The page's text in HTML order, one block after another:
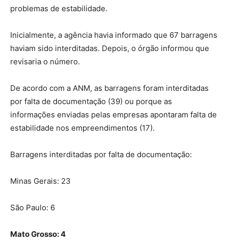
problemas de estabilidade.
Inicialmente, a agência havia informado que 67 barragens
haviam sido interditadas. Depois, o órgão informou que
revisaria o número.
De acordo com a ANM, as barragens foram interditadas
por falta de documentação (39) ou porque as
informações enviadas pelas empresas apontaram falta de
estabilidade nos empreendimentos (17).
Barragens interditadas por falta de documentação:
Minas Gerais: 23
São Paulo: 6
Mato Grosso: 4